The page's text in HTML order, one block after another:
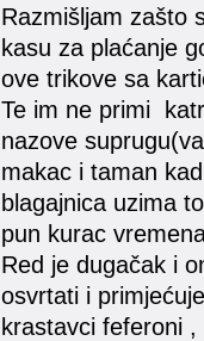
Razmišljam zašto
kasu za plaćanje
ove trikove sa
Te im ne primi
nazove
makac i taman
blagajnica uzima
pun kurac
Red je dugačak i
osvrtati i
krastavci feferoni